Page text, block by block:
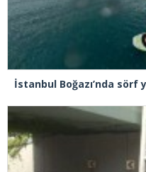
İstanbul Boğazı’nda sörf